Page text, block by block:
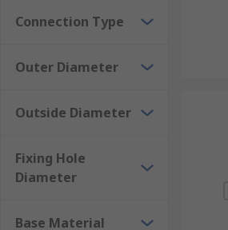
Connection Type
Outer Diameter
Outside Diameter
Fixing Hole
Diameter
Base Material